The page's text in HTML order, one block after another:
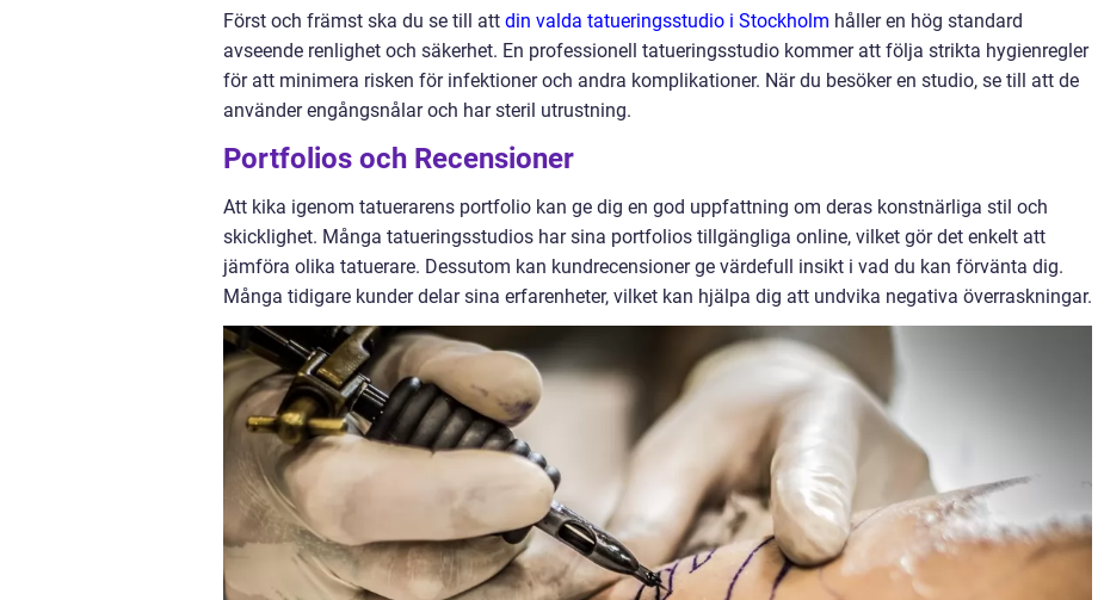
Först och främst ska du se till att din valda tatueringsstudio i Stockholm håller en hög standard
avseende renlighet och säkerhet. En professionell tatueringsstudio kommer att följa strikta hygienregler
för att minimera risken för infektioner och andra komplikationer. När du besöker en studio, se till att de
använder engångsnålar och har steril utrustning.
Portfolios och Recensioner
Att kika igenom tatuerarens portfolio kan ge dig en god uppfattning om deras konstnärliga stil och
skicklighet. Många tatueringsstudios har sina portfolios tillgängliga online, vilket gör det enkelt att
jämföra olika tatuerare. Dessutom kan kundrecensioner ge värdefull insikt i vad du kan förvänta dig.
Många tidigare kunder delar sina erfarenheter, vilket kan hjälpa dig att undvika negativa överraskningar.